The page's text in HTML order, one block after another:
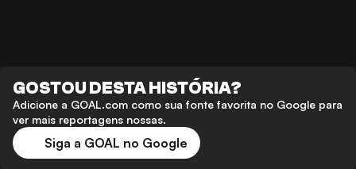
GOSTOU DESTA HISTÓRIA?
Adicione a GOAL.com como sua fonte favorita no Google para
ver mais reportagens nossas.
Siga a GOAL no Google